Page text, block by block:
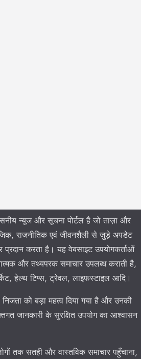
न्यूज और सूचना पोर्टल है जो ताज़ा और
राजनीतिक एवं जीवनशैली से जुड़े अपडेट
प्रदान करता है। यह वेबसाइट उपयोगकर्ताओं
और तथ्यपरक समाचार उपलब्ध कराती है,
हेल्थ टिप्स, ट्रेवल, लाइफस्टाइल आदि।
निजता को बड़ा महत्व दिया गया है और उनकी
जानकारी के सुरक्षित उपयोग का आश्वासन
तक सतही और वास्तविक समाचार पहुँचाना,